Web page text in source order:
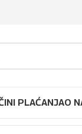
PLAĆANJAO